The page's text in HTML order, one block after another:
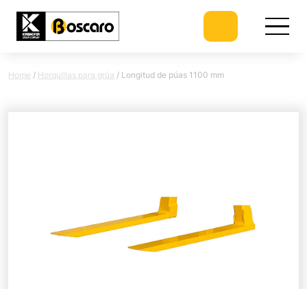
Home / Horquillas para grúa / Longitud de púas 1100 mm